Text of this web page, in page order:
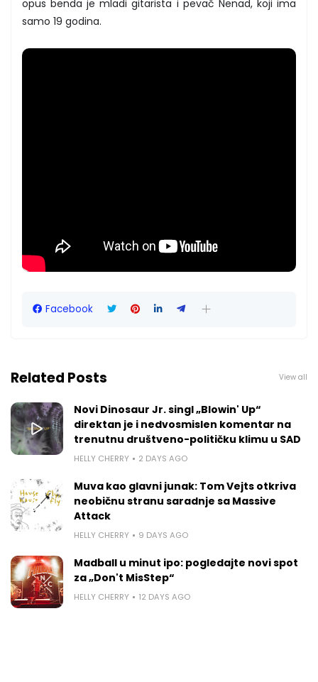
opus benda je mladi gitarista i pevač Nenad, koji ima
samo 19 godina.
Facebook
Related Posts View all
Novi Dinosaur Jr. singl „Blowin' Up“
direktan je i nedvosmislen komentar na
trenutnu društveno-političku klimu u SAD
HELLY CHERRY 2 DAYS AGO
Muva kao glavni junak: Tom Vejts otkriva
neobičnu stranu saradnje sa Massive
Attack
HELLY CHERRY 9 DAYS AGO
Madball u minut ipo: pogledajte novi spot
za „Don't MisStep“
HELLY CHERRY 12 DAYS AGO